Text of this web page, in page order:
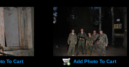
To Cart Add Photo To Cart